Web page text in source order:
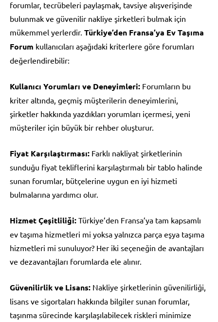
forumlar, tecrübeleri paylaşmak, tavsiye alışverişinde
bulunmak ve güvenilir nakliye şirketleri bulmak için
mükemmel yerlerdir. Türkiye’den Fransa’ya Ev Taşıma
Forum kullanıcıları aşağıdaki kriterlere göre forumları
değerlendirebilir:
Kullanıcı Yorumları ve Deneyimleri: Forumların bu
kriter altında, geçmiş müşterilerin deneyimlerini,
şirketler hakkında yazdıkları yorumları içermesi, yeni
müşteriler için büyük bir rehber oluşturur.
Fiyat Karşılaştırması: Farklı nakliyat şirketlerinin
sunduğu fiyat tekliflerini karşılaştırmalı bir tablo halinde
sunan forumlar, bütçelerine uygun en iyi hizmeti
bulmalarına yardımcı olur.
Hizmet Çeşitliliği: Türkiye’den Fransa’ya tam kapsamlı
ev taşıma hizmetleri mi yoksa yalnızca parça eşya taşıma
hizmetleri mi sunuluyor? Her iki seçeneğin de avantajları
ve dezavantajları forumlarda ele alınır.
Güvenilirlik ve Lisans: Nakliye şirketlerinin güvenilirliği,
lisans ve sigortaları hakkında bilgiler sunan forumlar,
taşınma sürecinde karşılaşılabilecek riskleri minimize